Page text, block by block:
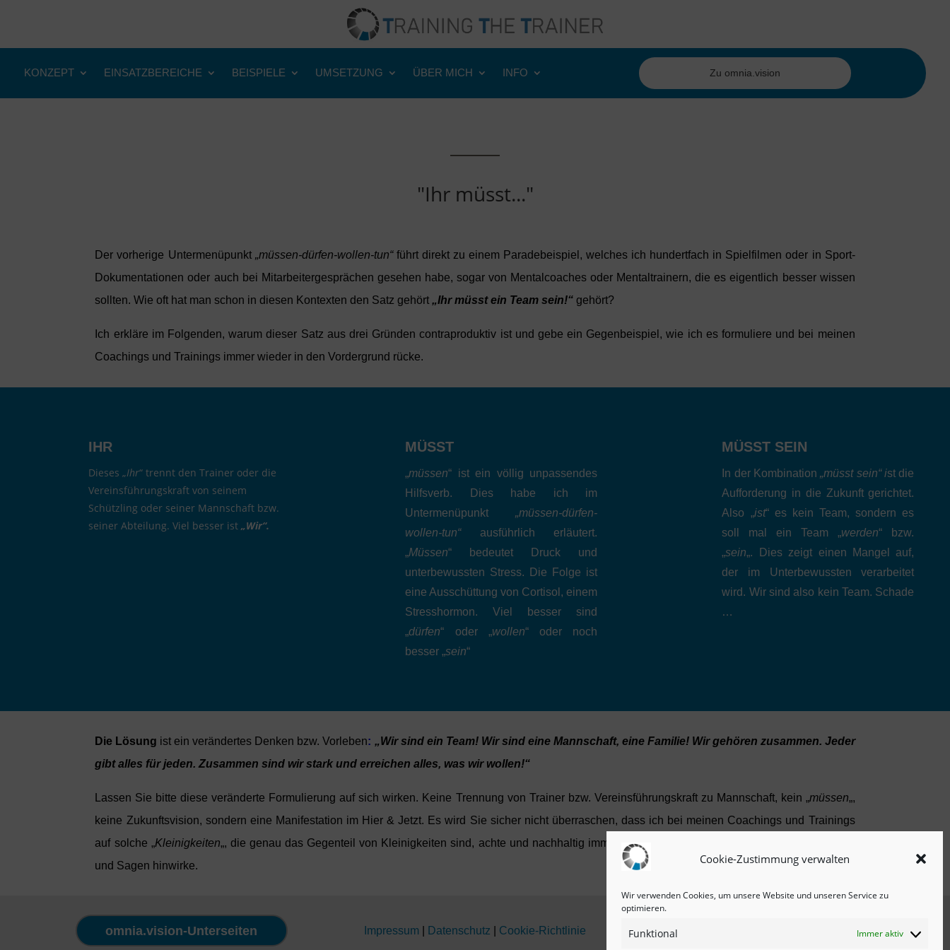
Cookie-Zustimmung verwalten
Wir verwenden Cookies, um unsere Website und unseren Service zu
optimieren.
Funktional Immer aktiv
KONZEPT EINSATZBEREICHE BEISPIELE UMSETZUNG ÜBER MICH INFO Zu omnia.vision
"Ihr müsst..."
Der vorherige Untermenüpunkt „müssen-dürfen-wollen-tun“führt direkt zu einem Paradebeispiel, welches ich hundertfach in Spielfilmen oder in Sport-
Dokumentationen oder auch bei Mitarbeitergesprächen gesehen habe, sogar von Mentalcoaches oder Mentaltrainern, die es eigentlich besser wissen
sollten. Wie oft hat man schon in diesen Kontexten den Satz gehört „Ihr müsst ein Team sein!“gehört?
Ich erkläre im Folgenden, warum dieser Satz aus drei Gründen contraproduktiv ist und gebe ein Gegenbeispiel, wie ich es formuliere und bei meinen
Coachings und Trainings immer wieder in den Vordergrund rücke.
IHR
Dieses „Ihr“ trennt den Trainer oder die
Vereinsführungskraft von seinem
Schützling oder seiner Mannschaft bzw.
seiner Abteilung. Viel besser ist„Wir“.
MÜSST
„müssen“ ist ein völlig unpassendes
Hilfsverb. Dies habe ich im
Untermenüpunkt „müssen-dürfen-
wollen-tun“ausführlich erläutert.
„Müssen“ bedeutet Druck und
unterbewussten Stress. Die Folge ist
eine Ausschüttung von Cortisol, einem
Stresshormon. Viel besser sind
„dürfen“ oder „wollen“ oder noch
besser „sein“
MÜSST SEIN
In der Kombination „müsst sein“ ist die
Aufforderung in die Zukunft gerichtet.
Also „ist“ es kein Team, sondern es
soll mal ein Team „werden“ bzw.
„sein„. Dies zeigt einen Mangel auf,
der im Unterbewussten verarbeitet
wird. Wir sind also kein Team. Schade
…
Die Lösung ist ein verändertes Denken bzw. Vorleben: „Wir sind ein Team! Wir sind eine Mannschaft, eine Familie! Wir gehören zusammen. Jeder
gibt alles für jeden. Zusammen sind wir stark und erreichen alles, was wir wollen!“
Lassen Sie bitte diese veränderte Formulierung auf sich wirken. Keine Trennung von Trainer bzw. Vereinsführungskraft zu Mannschaft, kein „müssen„,
keine Zukunftsvision, sondern eine Manifestation im Hier & Jetzt. Es wird Sie sicher nicht überraschen, dass ich bei meinen Coachings und Trainings
auf solche „Kleinigkeiten„, die genau das Gegenteil von Kleinigkeiten sind, achte und nachhaltig immer und immer wieder auf ein korrigiertes Denken
und Sagen hinwirke.
omnia.vision-Unterseiten Impressum Datenschutz Cookie-Richtlinie